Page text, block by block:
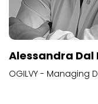
Alessandra Dal
OGILVY - Managing